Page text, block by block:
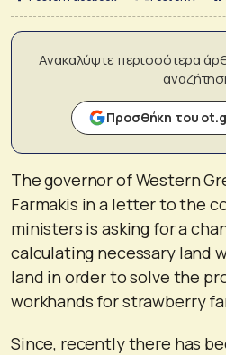
Ανακαλύψτε περισσότερα
Προσθήκη του
The governor of Western
Farmakis in a letter to the
ministers is asking for a
calculating necessary land
land in order to solve the
workhands for strawberry
Since, recently there has